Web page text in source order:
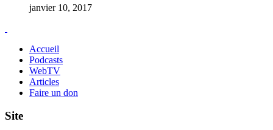
janvier 10, 2017
Accueil
Podcasts
WebTV
Articles
Faire un don
Site